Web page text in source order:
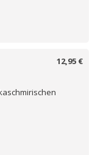
12,95 €